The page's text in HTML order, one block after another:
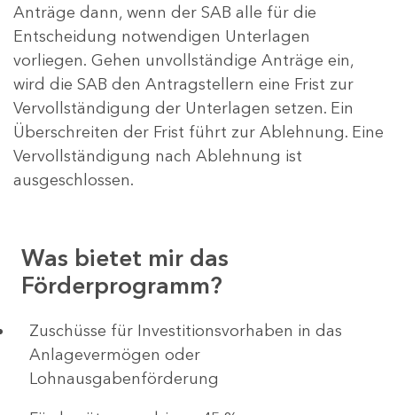
Anträge dann, wenn der SAB alle für die
Entscheidung notwendigen Unterlagen
vorliegen. Gehen unvollständige Anträge ein,
wird die SAB den Antragstellern eine Frist zur
Vervollständigung der Unterlagen setzen. Ein
Überschreiten der Frist führt zur Ablehnung. Eine
Vervollständigung nach Ablehnung ist
ausgeschlossen.
Was bietet mir das
Förderprogramm?
​​​​​​Zuschüsse für Investitionsvorhaben in das
Anlagevermögen oder
Lohnausgabenförderung